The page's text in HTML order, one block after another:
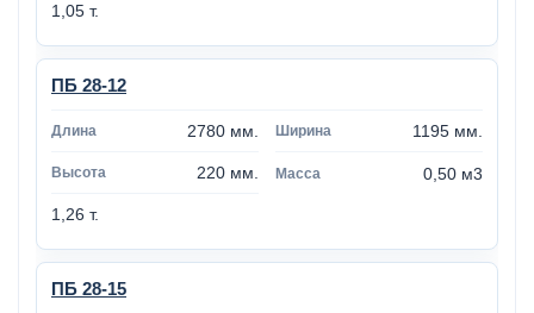
1,05 т.
ПБ 28-12
2780 мм. 1195 мм.
220 мм. 0,50 м3
1,26 т.
ПБ 28-15